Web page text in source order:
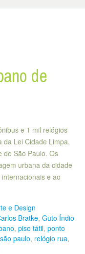
de
e 1 mil relógios
da Lei Cidade Limpa,
de São Paulo. Os
urbana da cidade
e ao
e Design
Bratke, Guto Índio
, piso tátil, ponto
paulo, relógio rua,